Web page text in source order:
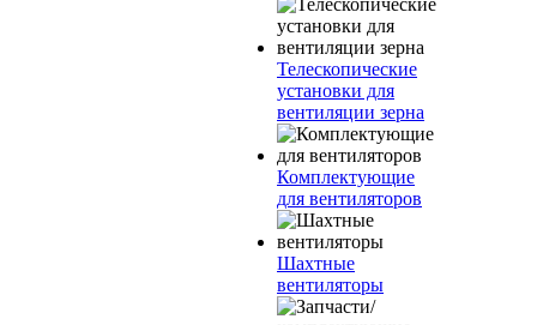
Телескопические
установки для
вентиляции зерна
Комплектующие
для вентиляторов
Шахтные
вентиляторы